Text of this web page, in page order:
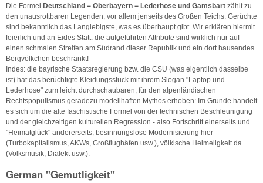
Die Formel Deutschland = Oberbayern = Lederhose und Gamsbart zählt zu
den unausrottbaren Legenden, vor allem jenseits des Großen Teichs. Gerüchte
sind bekanntlich das Langlebigste, was es überhaupt gibt. Wir erklären hiermit
feierlich und an Eides Statt: die aufgeführten Attribute sind wirklich nur auf
einen schmalen Streifen am Südrand dieser Republik und ein dort hausendes
Bergvölkchen beschränkt!
Indes: die bayrische Staatsregierung bzw. die CSU (was eigentlich dasselbe
ist) hat das berüchtigte Kleidungsstück mit ihrem Slogan "Laptop und
Lederhose" zum leicht durchschaubaren, für den alpenländischen
Rechtspopulismus geradezu modellhaften Mythos erhoben: Im Grunde handelt
es sich um die alte faschistische Formel von der technischen Beschleunigung
und der gleichzeitigen kulturellen Regression - also Fortschritt einerseits und
"Heimatglück" andererseits, besinnungslose Modernisierung hier
(Turbokapitalismus, AKWs, Großflughäfen usw.), völkische Heimeligkeit da
(Volksmusik, Dialekt usw.).
German "Gemutligkeit"